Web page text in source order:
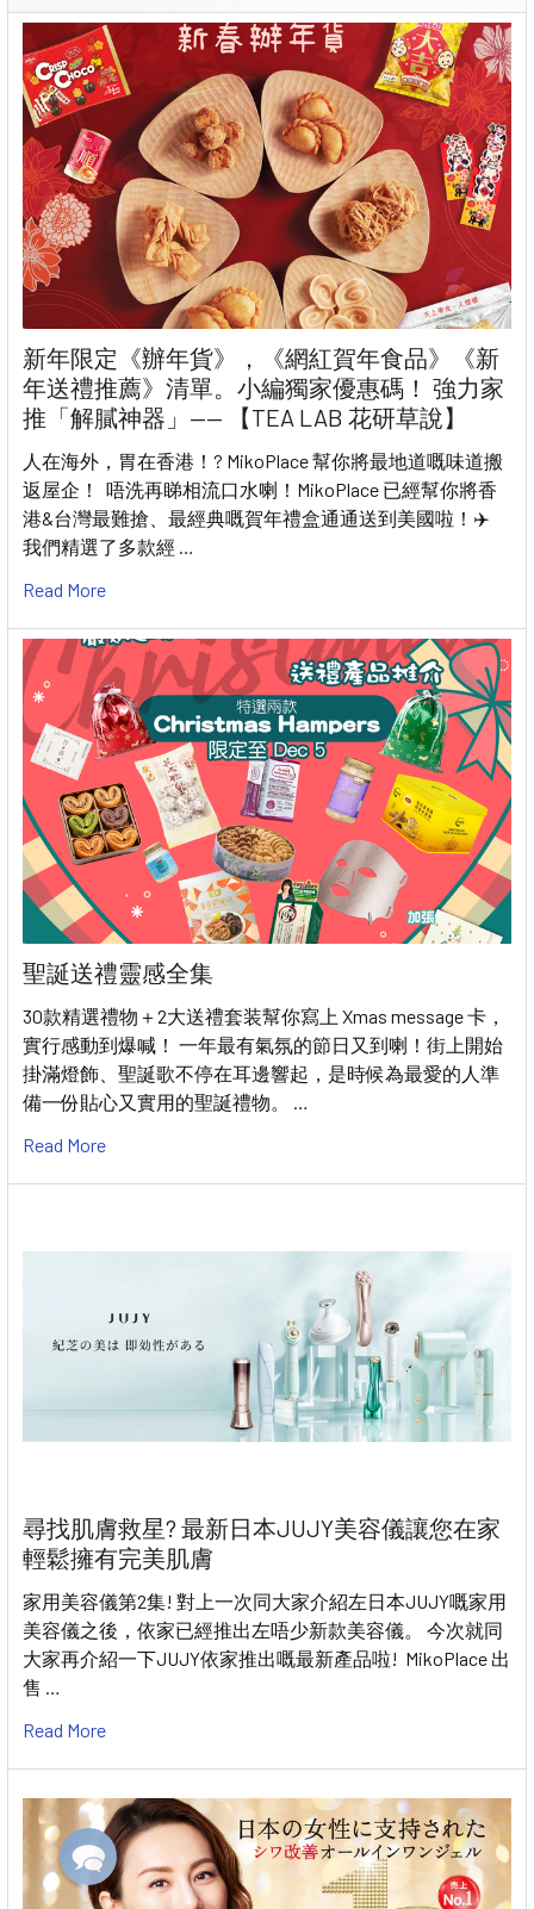
新年限定《辦年貨》，《網紅賀年食品》《新
年送禮推薦》清單。小編獨家優惠碼！ 強力家
推「解膩神器」—— 【TEA LAB 花研草說】
人在海外，胃在香港！? MikoPlace 幫你將最地道嘅味道搬
返屋企！ 唔洗再睇相流口水喇！MikoPlace 已經幫你將香
港&台灣最難搶、最經典嘅賀年禮盒通通送到美國啦！✈️
我們精選了多款經 …
Read More
聖誕送禮靈感全集
30款精選禮物＋2大送禮套装幫你寫上 Xmas message 卡，
實行感動到爆喊！ 一年最有氣氛的節日又到喇！街上開始
掛滿燈飾、聖誕歌不停在耳邊響起，是時候為最愛的人準
備一份貼心又實用的聖誕禮物。 …
Read More
尋找肌膚救星? 最新日本JUJY美容儀讓您在家
輕鬆擁有完美肌膚
家用美容儀第2集! 對上一次同大家介紹左日本JUJY嘅家用
美容儀之後，依家已經推出左唔少新款美容儀。 今次就同
大家再介紹一下JUJY依家推出嘅最新產品啦! MikoPlace 出
售 …
Read More